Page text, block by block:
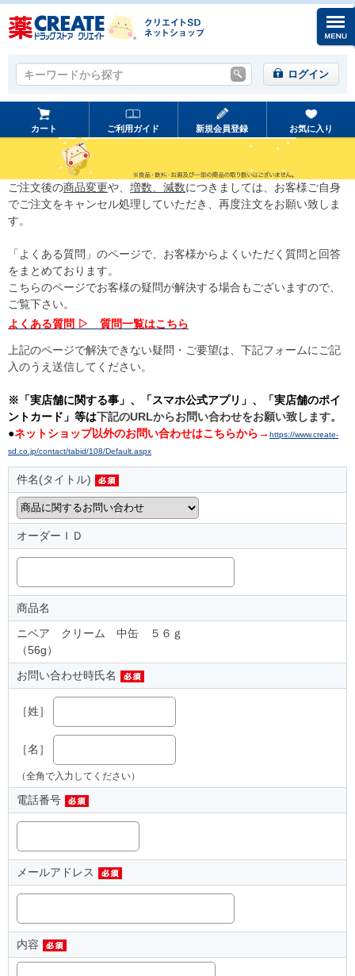
キーワードから探す
キーワードから探す ログイン
カート ご利用ガイド 新規会員登録 お気に入り
ご注文後の商品変更や、 増数、減数につきましては、お客様ご自身
でご注文をキャンセル処理していただき、再度注文をお願い致しま
す。
「よくある質問」のページで、お客様からよくいただく質問と回答
をまとめております。
こちらのページでお客様の疑問が解決する場合もございますので、
ご覧下さい。
よくある質問 ▷ 質問一覧はこちら
上記のページで解決できない疑問・ご要望は、下記フォームにご記
入のうえ送信してください。
※「実店舗に関する事」、「スマホ公式アプリ」、「実店舗のポイ
ントカード」等は下記のURLからお問い合わせをお願い致します。
●ネットショップ以外のお問い合わせはこちらから→ https://www.create-
sd.co.jp/contact/tabid/108/Default.aspx
件名(タイトル)
オーダーＩＤ
商品名
ニベア クリーム 中缶 ５６ｇ
（56g）
お問い合わせ時氏名
［姓］
［名］
（全角で入力してください）
電話番号
メールアドレス
内容